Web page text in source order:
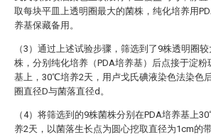
取每块平皿上透明圈最大的菌株，纯化培养用
养基保藏备用。
（3）通过上述试验步骤，筛选到了9株透明圈
株，分别纯化培养（PDA培养基）后点接于淀粉
基上，30℃培养2天，用卢戈氏碘液染色法染色
圈直径D与菌落直径d。
（4）将筛选到的9株菌株分别在PDA培养基上
养2天，以菌落生长点为圆心挖取直径为1cm的